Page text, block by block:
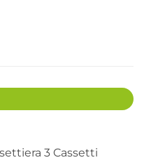
3 Cassetti